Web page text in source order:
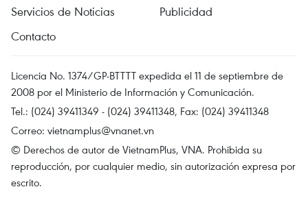
Servicios de Noticias
Publicidad
Contacto
Licencia No. 1374/GP-BTTTT expedida el 11 de septiembre de
2008 por el Ministerio de Información y Comunicación.
Tel.: (024) 39411349 - (024) 39411348, Fax: (024) 39411348
Correo: vietnamplus@vnanet.vn
© Derechos de autor de VietnamPlus, VNA. Prohibida su
reproducción, por cualquier medio, sin autorización expresa por
escrito.